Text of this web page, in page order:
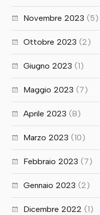
Novembre 2023 (5)
Ottobre 2023 (2)
Giugno 2023 (1)
Maggio 2023 (7)
Aprile 2023 (8)
Marzo 2023 (10)
Febbraio 2023 (7)
Gennaio 2023 (2)
Dicembre 2022 (1)